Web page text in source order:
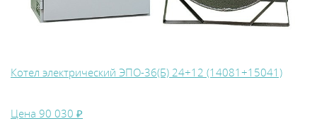
Котел электрический ЭПО-36(Б) 24+12 (14081+15041)
Цена 90 030 ₽